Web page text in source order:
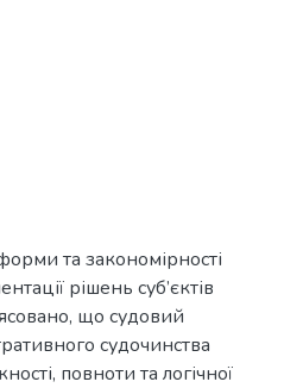
та закономірності
рішень суб’єктів
що судовий
судочинства
повноти та логічної